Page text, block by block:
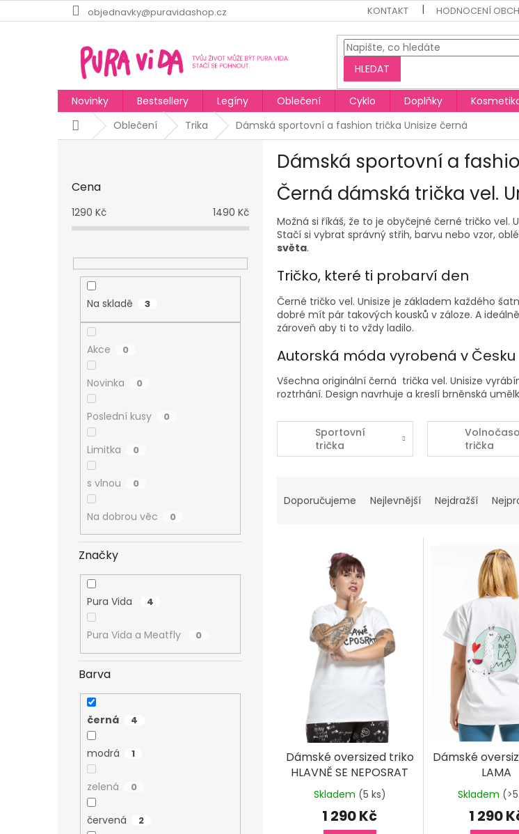
na
objednavky@puravidashop.cz KONTAKT HODNOCENÍ
HLEDAT
Novinky Bestsellery Legíny Oblečení Cyklo Doplňky
DomůOblečení Trika Dámská sportovní a fashion trička Unisize černá
Cena
1290 Kč 1490 Kč
Na skladě 3
Akce 0
Novinka 0
Poslední kusy 0
Limitka 0
s vlnou 0
Na dobrou věc 0
Značky
Pura Vida 4
Pura Vida a Meatfly 0
Barva
černá 4
modrá 1
zelená 0
červená 2
Dámská sportovní a
Černá dámská trička vel.
Možná si říkáš, že to je obyčejné černé tričko vel.
Stačí si vybrat správný střih, barvu nebo vzor,
světa.
Tričko, které ti probarví den
Černé tričko vel. Unisize je základem každého
dobré mít pár takových kousků v záloze. A
zároveň aby ti to vždy ladilo.
Autorská móda vyrobená v Česku
Všechna originální černá trička vel. Unisize
roztrhání. Design navrhuje a kreslí brněnská
Sportovní
trička
trička
aDoporučujeme Nejlevnější Nejdražší
Dámské oversized triko
HLAVNĚ SE NEPOSRAT
Skladem (5 ks)
1 290 Kč
Dámské
LAMA
Skladem
1 290